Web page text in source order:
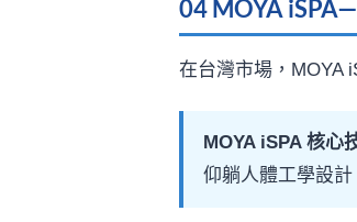
04 MOYA
在台灣市場，MOYA
MOYA iSPA 核心
仰躺人體工學設計